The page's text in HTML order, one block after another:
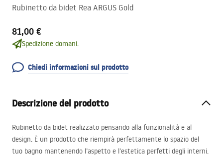
Rubinetto da bidet Rea ARGUS Gold
81,00 €
Spedizione domani.
Chiedi informazioni sul prodotto
Descrizione del prodotto
Rubinetto da bidet realizzato pensando alla funzionalità e al
design. È un prodotto che riempirà perfettamente lo spazio del
tuo bagno mantenendo l’aspetto e l’estetica perfetti degli interni.